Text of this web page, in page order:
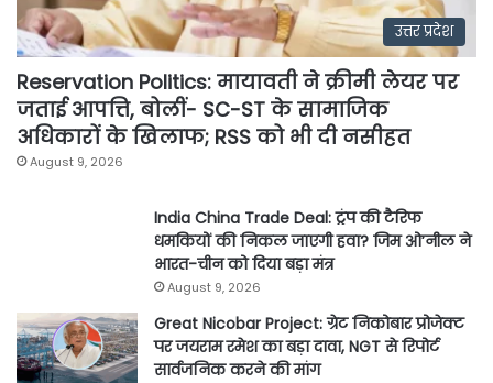
उत्तर प्रदेश
Reservation Politics: मायावती ने क्रीमी लेयर पर
जताई आपत्ति, बोलीं- SC-ST के सामाजिक
अधिकारों के खिलाफ; RSS को भी दी नसीहत
August 9, 2026
India China Trade Deal: ट्रंप की टैरिफ
धमकियों की निकल जाएगी हवा? जिम ओ’नील ने
भारत-चीन को दिया बड़ा मंत्र
August 9, 2026
Great Nicobar Project: ग्रेट निकोबार प्रोजेक्ट
पर जयराम रमेश का बड़ा दावा, NGT से रिपोर्ट
सार्वजनिक करने की मांग